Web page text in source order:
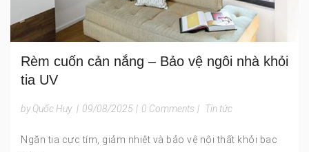
Rèm cuốn cản nắng – Bảo vệ ngôi nhà khỏi
tia UV
by Quốc Huy | 09/08/2025 | 0 Comments | Tin tức
Ngăn tia cực tím, giảm nhiệt và bảo vệ nội thất khỏi bạc